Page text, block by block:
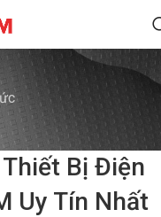
Bị Điện
Uy Tín Nhất